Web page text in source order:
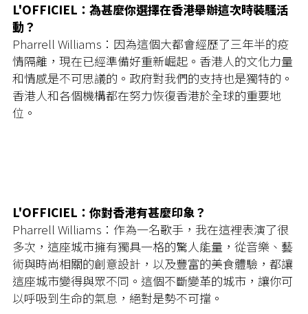
L'OFFICIEL：為甚麼你選擇在香港舉辦這次時裝騷活
動？
Pharrell Williams：因為這個大都會經歷了三年半的疫
情隔離，現在已經準備好重新崛起。香港人的文化力量
和情感是不可思議的。政府對我們的支持也是獨特的。
香港人和各個機構都在努力恢復香港於全球的重要地
位。
L'OFFICIEL：你對香港有甚麼印象？
Pharrell Williams：作為一名歌手，我在這裡表演了很
多次，這座城市擁有獨具一格的驚人能量，從音樂、藝
術與時尚相關的創意設計，以及豐富的美食體驗，都讓
這座城市變得與眾不同。這個不斷變革的城市，讓你可
以呼吸到生命的氣息，絕對是勢不可擋。